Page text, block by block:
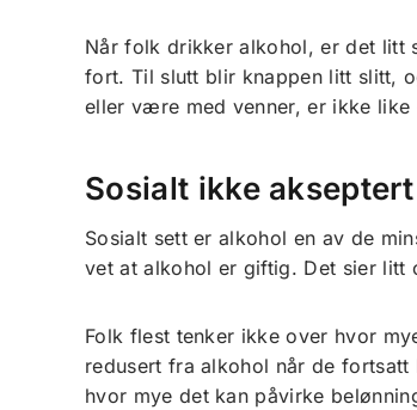
Når folk drikker alkohol, er det litt
fort. Til slutt blir knappen litt slitt,
eller være med venner, er ikke
Sosialt ikke
Sosialt sett er alkohol en av de
vet at alkohol er giftig. Det sier litt
Folk flest tenker ikke over hvor
redusert fra alkohol når de
hvor mye det kan påvirke